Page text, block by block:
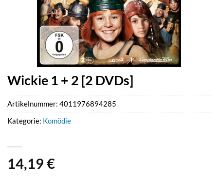
Wickie 1 + 2 [2 DVDs]
14,19 €
Artikelnummer: 4011976894285
Kategorie: Komödie